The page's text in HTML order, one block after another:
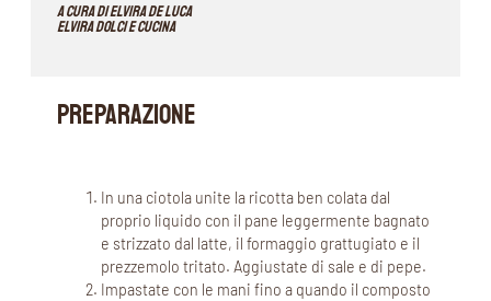
A cura di Elvira De Luca
Elvira dolci e cucina
PREPARAZIONE
In una ciotola unite la ricotta ben colata dal
proprio liquido con il pane leggermente bagnato
e strizzato dal latte, il formaggio grattugiato e il
prezzemolo tritato. Aggiustate di sale e di pepe.
Impastate con le mani fino a quando il composto